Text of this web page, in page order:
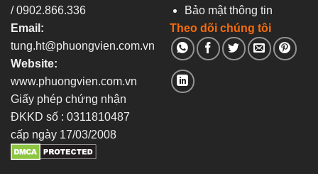
/ 0902.866.336
Email:
tung.ht@phuongvien.com.vn
Website:
www.phuongvien.com.vn
Giấy phép chứng nhận
ĐKKD số : 0311810487
cấp ngày 17/03/2008
Bảo mật thông tin
Theo dõi chúng tôi